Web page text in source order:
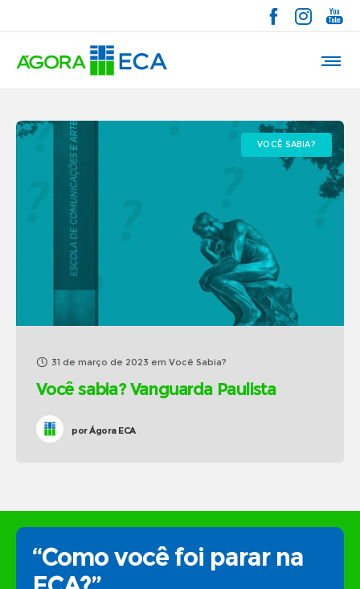
VOCÊ SABIA?
31 de março de 2023 em Você Sabia?
Você sabia? Vanguarda Paulista
porÁgora ECA
“Como você foi parar na